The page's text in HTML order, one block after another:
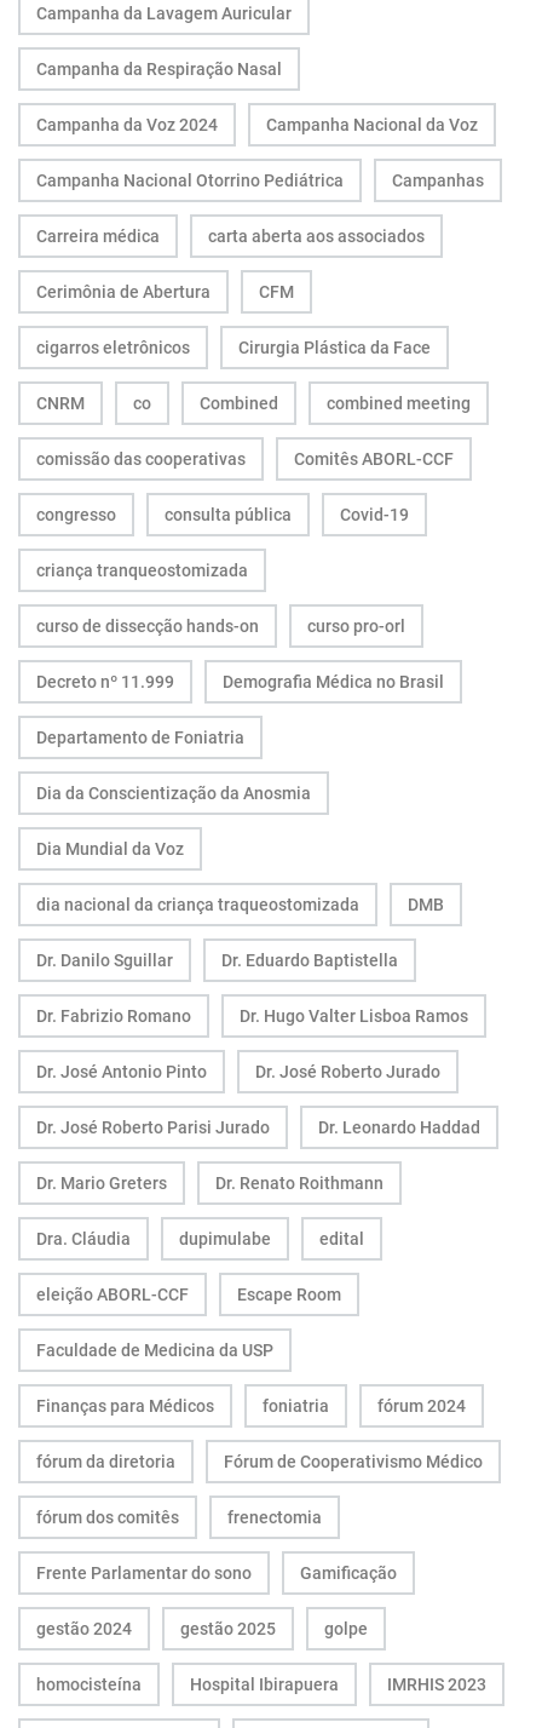
Campanha da Lavagem Auricular
Campanha da Respiração Nasal
Campanha da Voz 2024 Campanha Nacional da Voz
Campanha Nacional Otorrino Pediátrica Campanhas
Carreira médica carta aberta aos associados
Cerimônia de Abertura CFM
cigarros eletrônicos Cirurgia Plástica da Face
CNRM co Combined combined meeting
comissão das cooperativas Comitês ABORL-CCF
congresso consulta pública Covid-19
criança tranqueostomizada
curso de dissecção hands-on curso pro-orl
Decreto nº 11.999 Demografia Médica no Brasil
Departamento de Foniatria
Dia da Conscientização da Anosmia
Dia Mundial da Voz
dia nacional da criança traqueostomizada DMB
Dr. Danilo Sguillar Dr. Eduardo Baptistella
Dr. Fabrizio Romano Dr. Hugo Valter Lisboa Ramos
Dr. José Antonio Pinto Dr. José Roberto Jurado
Dr. José Roberto Parisi Jurado Dr. Leonardo Haddad
Dr. Mario Greters Dr. Renato Roithmann
Dra. Cláudia dupimulabe edital
eleição ABORL-CCF Escape Room
Faculdade de Medicina da USP
Finanças para Médicos foniatria fórum 2024
fórum da diretoria Fórum de Cooperativismo Médico
fórum dos comitês frenectomia
Frente Parlamentar do sono Gamificação
gestão 2024 gestão 2025 golpe
homocisteína Hospital Ibirapuera IMRHIS 2023